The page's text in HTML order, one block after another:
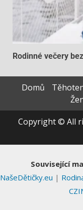
Rodinné večery
Domů
Copyright © All
Související
NašeDětičky.eu |